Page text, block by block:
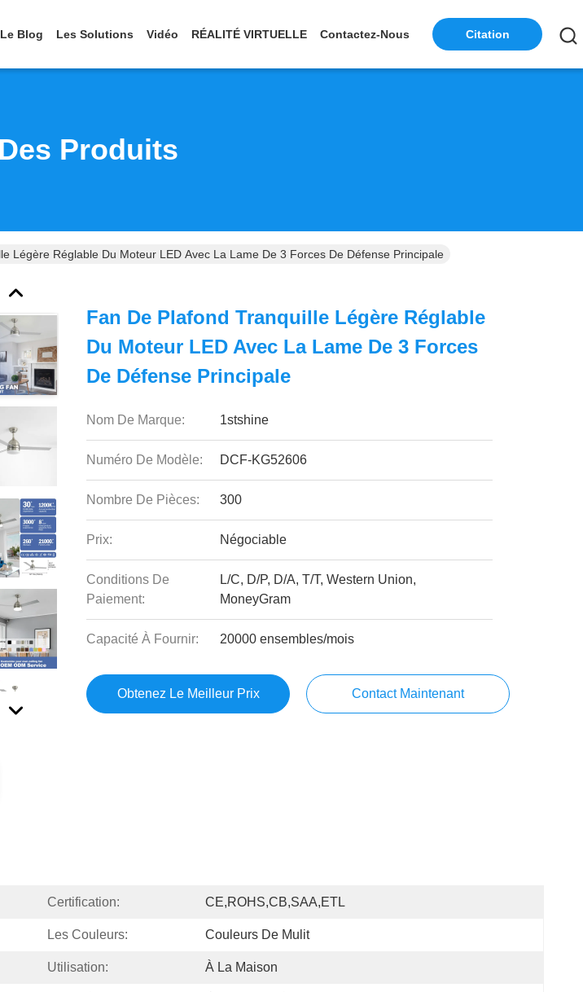
Le Blog Les Solutions Vidéo RÉALITÉ VIRTUELLE Contactez-Nous Citation
Produits
Légère Réglable Du Moteur LED Avec La Lame De 3 Forces De Défense Principale
Fan De Plafond Tranquille Légère Réglable
Du Moteur LED Avec La Lame De 3 Forces
De Défense Principale
Nom De Marque: 1stshine
Numéro De Modèle: DCF-KG52606
Nombre De Pièces: 300
Prix: Négociable
Conditions De
Paiement:
L/C, D/P, D/A, T/T, Western Union,
MoneyGram
Capacité À Fournir: 20000 ensembles/mois
Obtenez Le Meilleur Prix Contact Maintenant
Certification: CE,ROHS,CB,SAA,ETL
Les Couleurs: Couleurs De Mulit
Utilisation: À La Maison